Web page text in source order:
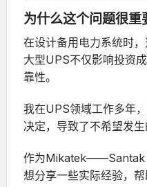
为什么这个问题很重
在设计备用电力系统时
大型UPS不仅影响投资
靠性。
我在UPS领域工作多年
决定，导致了不希望发生
作为Mikatek——Santak
想分享一些实际经验，帮